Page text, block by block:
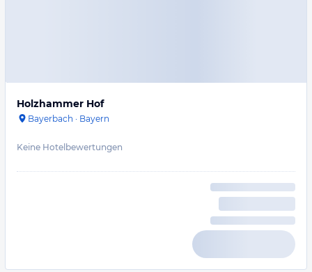
Holzhammer Hof
Bayerbach · Bayern
Keine Hotelbewertungen